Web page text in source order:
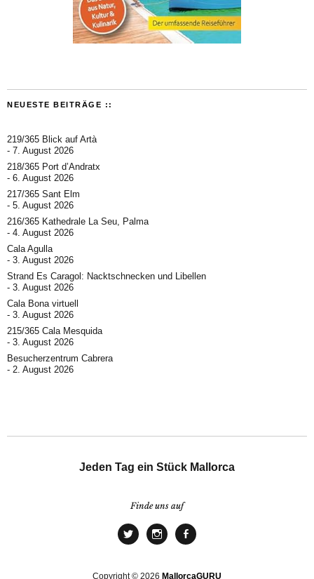
NEUESTE BEITRÄGE ::
219/365 Blick auf Artà
7. August 2026
218/365 Port d’Andratx
6. August 2026
217/365 Sant Elm
5. August 2026
216/365 Kathedrale La Seu, Palma
4. August 2026
Cala Agulla
3. August 2026
Strand Es Caragol: Nacktschnecken und Libellen
3. August 2026
Cala Bona virtuell
3. August 2026
215/365 Cala Mesquida
3. August 2026
Besucherzentrum Cabrera
2. August 2026
Jeden Tag ein Stück Mallorca
Finde uns auf
Copyright © 2026 MallorcaGURU